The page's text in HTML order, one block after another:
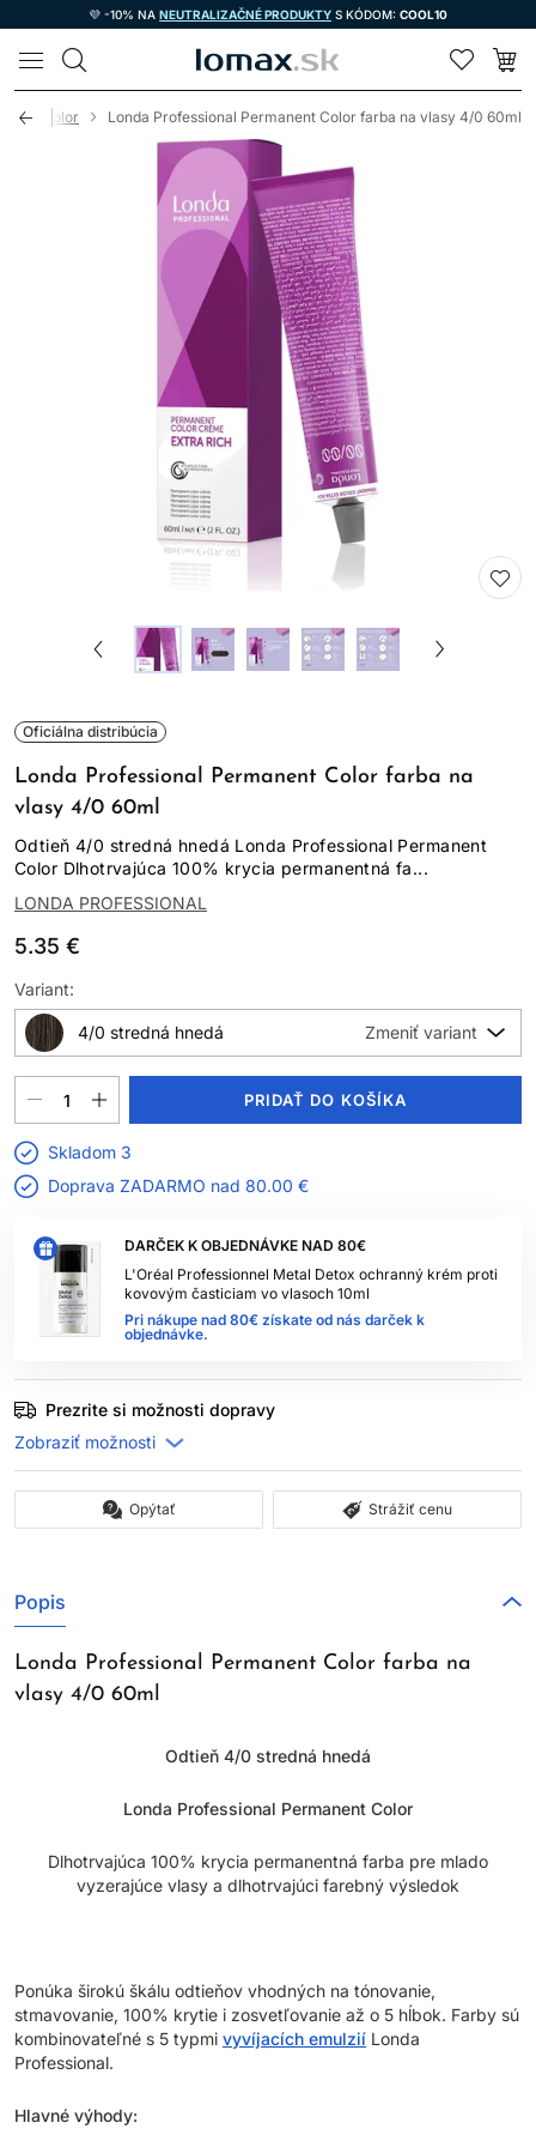
💜 -10% NA NEUTRALIZAČNÉ PRODUKTY S KÓDOM: COOL10
LOMAX
Color Londa Professional Permanent Color farba na vlasy 4/0 60ml
Oficiálna distribúcia
Londa Professional Permanent Color farba na
vlasy 4/0 60ml
Odtieň 4/0 stredná hnedá Londa Professional Permanent
Color Dlhotrvajúca 100% krycia permanentná fa...
LONDA PROFESSIONAL
5.35 €
DARČEK K OBJEDNÁVKE NAD 80€
L'Oréal Professionnel Metal Detox ochranný krém proti
kovovým časticiam vo vlasoch 10ml
Pri nákupe nad 80€ získate od nás darček k
objednávke.
Variant:
4/0 stredná hnedá
PRIDAŤ DO KOŠÍKA
Skladom 3
Doprava ZADARMO nad 80.00 €
Prezrite si možnosti dopravy
Opýtať Strážiť cenu
Popis
Londa Professional Permanent Color farba na
vlasy 4/0 60ml
Odtieň 4/0 stredná hnedá
Londa Professional Permanent Color
Dlhotrvajúca 100% krycia permanentná farba pre mlado
vyzerajúce vlasy a dlhotrvajúci farebný výsledok
Ponúka širokú škálu odtieňov vhodných na tónovanie,
stmavovanie, 100% krytie i zosvetľovanie až o 5 hĺbok. Farby sú
kombinovateľné s 5 typmi vyvíjacích emulzií Londa
Professional.
Hlavné výhody: